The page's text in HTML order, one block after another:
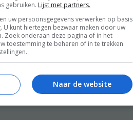
niet meer. Iedereen
je donzen dekbed? Of
vulling vandaan komt?
ALLE 101 REACTIES BEKIJKEN
gebruiken. Lijst met partners.
uw persoonsgegevens verwerken op basis
U kunt hiertegen bezwaar maken door uw
Zoek onderaan deze pagina of in het
toestemming te beheren of in te trekken
Naar de website